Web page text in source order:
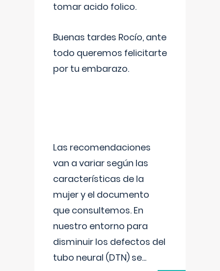
tomar acido folico.
Buenas tardes Rocío, ante
todo queremos felicitarte
por tu embarazo.
Las recomendaciones
van a variar según las
características de la
mujer y el documento
que consultemos. En
nuestro entorno para
disminuir los defectos del
tubo neural (DTN) se...